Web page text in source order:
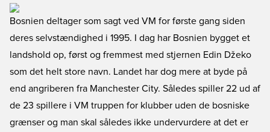
Bosnien deltager som sagt ved VM for første gang siden
deres selvstændighed i 1995. I dag har Bosnien bygget et
landshold op, først og fremmest med stjernen Edin Džeko
som det helt store navn. Landet har dog mere at byde på
end angriberen fra Manchester City. Således spiller 22 ud af
de 23 spillere i VM truppen for klubber uden de bosniske
grænser og man skal således ikke undervurdere at det er